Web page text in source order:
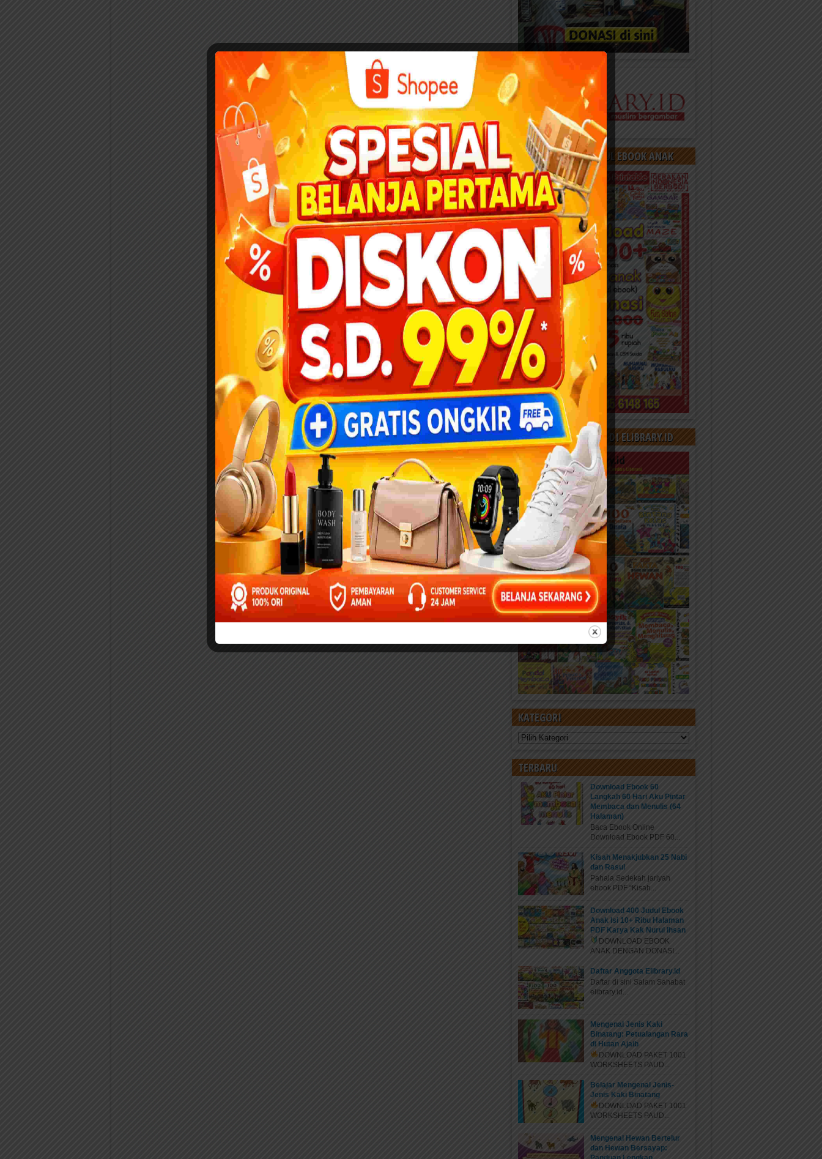
DOWNLOAD 400 JUDUL EBOOK ANAK
BACA 3000+ KONTEN DI ELIBRARY.ID
KATEGORI
Kategori
TERBARU
Download Ebook 60
Langkah 60 Hari Aku Pintar
Membaca dan Menulis (64
Halaman)
Baca Ebook Online
Download Ebook PDF 60...
Kisah Menakjubkan 25 Nabi
dan Rasul
Pahala Sedekah jariyah
ebook PDF “Kisah...
Download 400 Judul Ebook
Anak Isi 10+ Ribu Halaman
PDF Karya Kak Nurul Ihsan
DOWNLOAD EBOOK
ANAK DENGAN DONASI...
Daftar Anggota Elibrary.id
Daftar di sini Salam Sahabat
elibrary.id...
Mengenal Jenis Kaki
Binatang: Petualangan Rara
di Hutan Ajaib
DOWNLOAD PAKET 1001
WORKSHEETS PAUD...
Belajar Mengenal Jenis-
Jenis Kaki Binatang
DOWNLOAD PAKET 1001
WORKSHEETS PAUD...
Mengenal Hewan Bertelur
dan Hewan Bersayap: